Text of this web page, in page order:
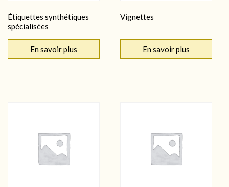
Étiquettes synthétiques
spécialisées
En savoir plus
Vignettes
En savoir plus